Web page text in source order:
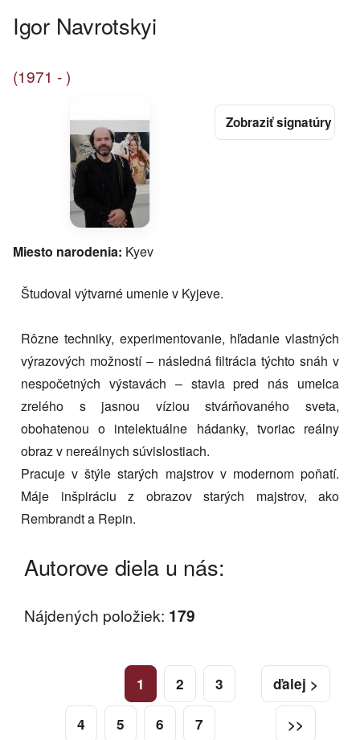
Igor Navrotskyi
(1971 - )
Miesto narodenia: Kyev
Študoval výtvarné umenie v Kyjeve.
Rôzne techniky, experimentovanie, hľadanie vlastných
výrazových možností – následná filtrácia týchto snáh v
nespočetných výstavách – stavia pred nás umelca
zrelého s jasnou víziou stvárňovaného sveta,
obohatenou o intelektuálne hádanky, tvoriac reálny
obraz v nereálnych súvislostiach.
Pracuje v štýle starých majstrov v modernom poňatí.
Máje inšpiráciu z obrazov starých majstrov, ako
Rembrandt a Repin.
Autorove diela u nás:
Nájdených položiek: 179
ďalej >
>>
1 2 3
4 5 6 7